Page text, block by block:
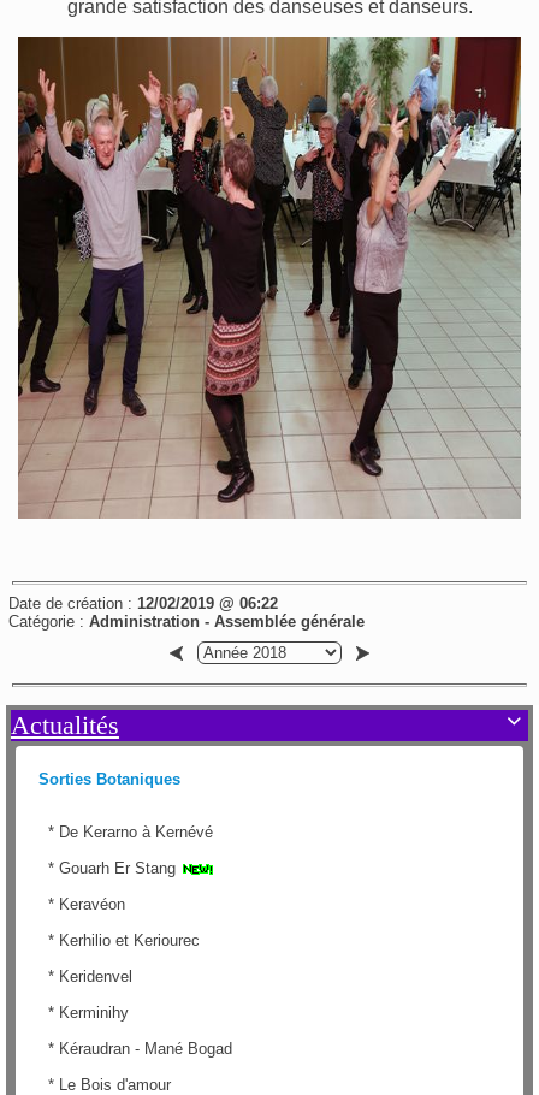
grande satisfaction des danseuses et danseurs.
Date de création : 12/02/2019 @ 06:22
Catégorie : Administration - Assemblée générale

Actualités
Sorties Botaniques
* De Kerarno à Kernévé
* Gouarh Er Stang
* Keravéon
* Kerhilio et Keriourec
* Keridenvel
* Kerminihy
* Kéraudran - Mané Bogad
* Le Bois d'amour